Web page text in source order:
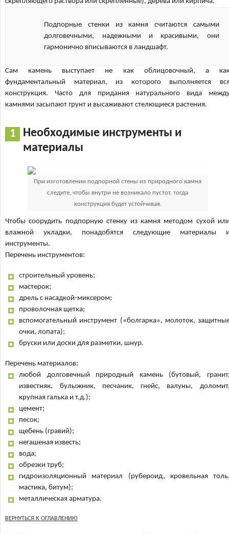
Подпорные стенки из камня считаются самыми
долговечными, надежными и красивыми, они
гармонично вписываются в ландшафт.
Сам камень выступает не как облицовочный, а
фундаментальный материал, из которого выполняется
конструкция. Часто для придания натурального вида
камнями засыпают грунт и высаживают стелющиеся растения.
Необходимые инструменты и
материалы
При изготовлении подпорной стены из природного камня
следите, чтобы внутри не возникало пустот, тогда
конструкция будет устойчивая.
Чтобы соорудить подпорную стенку из камня методом сухой
влажной укладки, понадобятся следующие материалы
инструменты.
Перечень инструментов:
строительный уровень;
мастерок;
дрель с насадкой-миксером;
проволочная щетка;
вспомогательный инструмент («болгарка», молоток,
очки, лопата);
бруски или доски для разметки, шнур.
Перечень материалов:
любой долговечный природный камень (бутовый,
известняк, булыжник, песчаник, гнейс, валуны,
крупная галька и т.д.);
цемент;
песок;
щебень (гравий);
негашеная известь;
вода;
обрезки труб;
гидроизоляционный материал (рубероид, кровельная
мастика, битум);
металлическая арматура.
ВЕРНУТЬСЯ К ОГЛАВЛЕНИЮ